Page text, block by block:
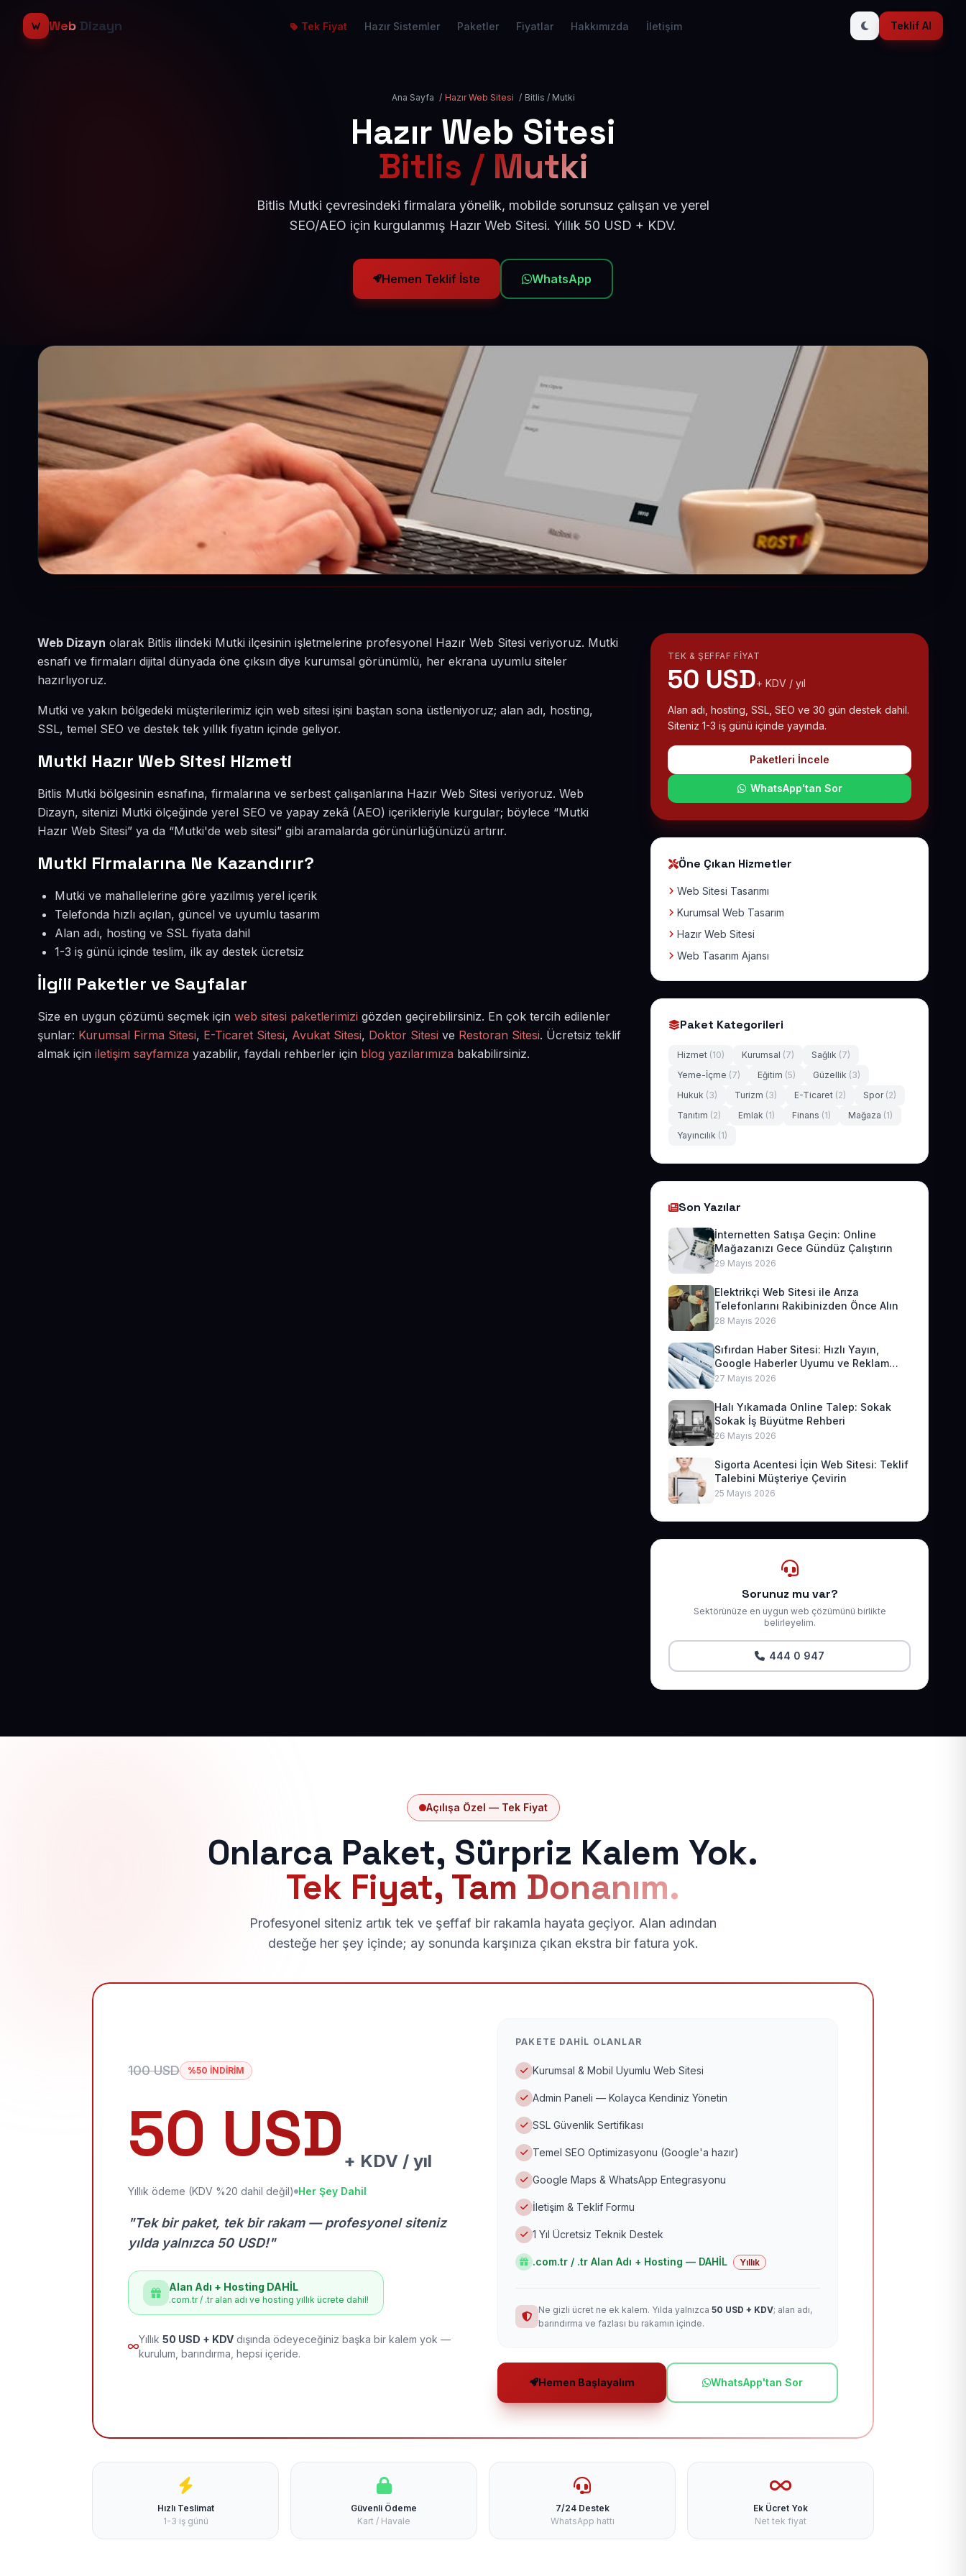
Web Dizayn Tek Fiyat Hazır Sistemler Paketler Fiyatlar Hakkımızda İletişim Teklif Al
Ana Sayfa / Hazır Web Sitesi / Bitlis / Mutki
Hazır Web Sitesi
Bitlis / Mutki
Bitlis Mutki çevresindeki firmalara yönelik, mobilde sorunsuz çalışan ve yerel
SEO/AEO için kurgulanmış Hazır Web Sitesi. Yıllık 50 USD + KDV.
Hemen Teklif İste WhatsApp
Web Dizayn olarak Bitlis ilindeki Mutki ilçesinin işletmelerine profesyonel Hazır Web Sitesi veriyoruz. Mutki
esnafı ve firmaları dijital dünyada öne çıksın diye kurumsal görünümlü, her ekrana uyumlu siteler
hazırlıyoruz.
Mutki ve yakın bölgedeki müşterilerimiz için web sitesi işini baştan sona üstleniyoruz; alan adı, hosting,
SSL, temel SEO ve destek tek yıllık fiyatın içinde geliyor.
Mutki Hazır Web Sitesi Hizmeti
Bitlis Mutki bölgesinin esnafına, firmalarına ve serbest çalışanlarına Hazır Web Sitesi veriyoruz. Web
Dizayn, sitenizi Mutki ölçeğinde yerel SEO ve yapay zekâ (AEO) içerikleriyle kurgular; böylece “Mutki
Hazır Web Sitesi” ya da “Mutki'de web sitesi” gibi aramalarda görünürlüğünüzü artırır.
Mutki Firmalarına Ne Kazandırır?
Mutki ve mahallelerine göre yazılmış yerel içerik
Telefonda hızlı açılan, güncel ve uyumlu tasarım
Alan adı, hosting ve SSL fiyata dahil
1-3 iş günü içinde teslim, ilk ay destek ücretsiz
İlgili Paketler ve Sayfalar
Size en uygun çözümü seçmek için web sitesi paketlerimizi gözden geçirebilirsiniz. En çok tercih edilenler
şunlar: Kurumsal Firma Sitesi, E-Ticaret Sitesi, Avukat Sitesi, Doktor Sitesi ve Restoran Sitesi. Ücretsiz teklif
almak için iletişim sayfamıza yazabilir, faydalı rehberler için blog yazılarımıza bakabilirsiniz.
TEK & ŞEFFAF FIYAT
50 USD+ KDV / yıl
Alan adı, hosting, SSL, SEO ve 30 gün destek dahil.
Siteniz 1-3 iş günü içinde yayında.
Paketleri İncele
WhatsApp'tan Sor
Öne Çıkan Hizmetler
Web Sitesi Tasarımı
Kurumsal Web Tasarım
Hazır Web Sitesi
Web Tasarım Ajansı
Paket Kategorileri
Hizmet (10) Kurumsal (7) Sağlık (7)
Yeme-İçme (7) Eğitim (5) Güzellik (3)
Hukuk (3) Turizm (3) E-Ticaret (2) Spor (2)
Tanıtım (2) Emlak (1) Finans (1) Mağaza (1)
Yayıncılık (1)
Son Yazılar
İnternetten Satışa Geçin: Online
Mağazanızı Gece Gündüz Çalıştırın
29 Mayıs 2026
Elektrikçi Web Sitesi ile Arıza
Telefonlarını Rakibinizden Önce Alın
28 Mayıs 2026
Sıfırdan Haber Sitesi: Hızlı Yayın,
Google Haberler Uyumu ve Reklam
Geliri
27 Mayıs 2026
Halı Yıkamada Online Talep: Sokak
Sokak İş Büyütme Rehberi
26 Mayıs 2026
Sigorta Acentesi İçin Web Sitesi: Teklif
Talebini Müşteriye Çevirin
25 Mayıs 2026
Sorunuz mu var?
Sektörünüze en uygun web çözümünü birlikte
belirleyelim.
444 0 947
Açılışa Özel — Tek Fiyat
Onlarca Paket, Sürpriz Kalem Yok.
Tek Fiyat, Tam Donanım.
Profesyonel siteniz artık tek ve şeffaf bir rakamla hayata geçiyor. Alan adından
desteğe her şey içinde; ay sonunda karşınıza çıkan ekstra bir fatura yok.
100 USD %50 İNDİRİM
50 USD + KDV / yıl
Yıllık ödeme (KDV %20 dahil değil) Her Şey Dahil
"Tek bir paket, tek bir rakam — profesyonel siteniz
yılda yalnızca 50 USD!"
Alan Adı + Hosting DAHİL
.com.tr / .tr alan adı ve hosting yıllık ücrete dahil!
Yıllık 50 USD + KDV dışında ödeyeceğiniz başka bir kalem yok —
kurulum, barındırma, hepsi içeride.
PAKETE DAHIL OLANLAR
Kurumsal & Mobil Uyumlu Web Sitesi
Admin Paneli — Kolayca Kendiniz Yönetin
SSL Güvenlik Sertifikası
Temel SEO Optimizasyonu (Google'a hazır)
Google Maps & WhatsApp Entegrasyonu
İletişim & Teklif Formu
1 Yıl Ücretsiz Teknik Destek
.com.tr / .tr Alan Adı + Hosting — DAHİL Yıllık
Ne gizli ücret ne ek kalem. Yılda yalnızca 50 USD + KDV; alan adı,
barındırma ve fazlası bu rakamın içinde.
Hemen Başlayalım WhatsApp'tan Sor
Hızlı Teslimat
1-3 iş günü
Güvenli Ödeme
Kart / Havale
7/24 Destek
WhatsApp hattı
Ek Ücret Yok
Net tek fiyat